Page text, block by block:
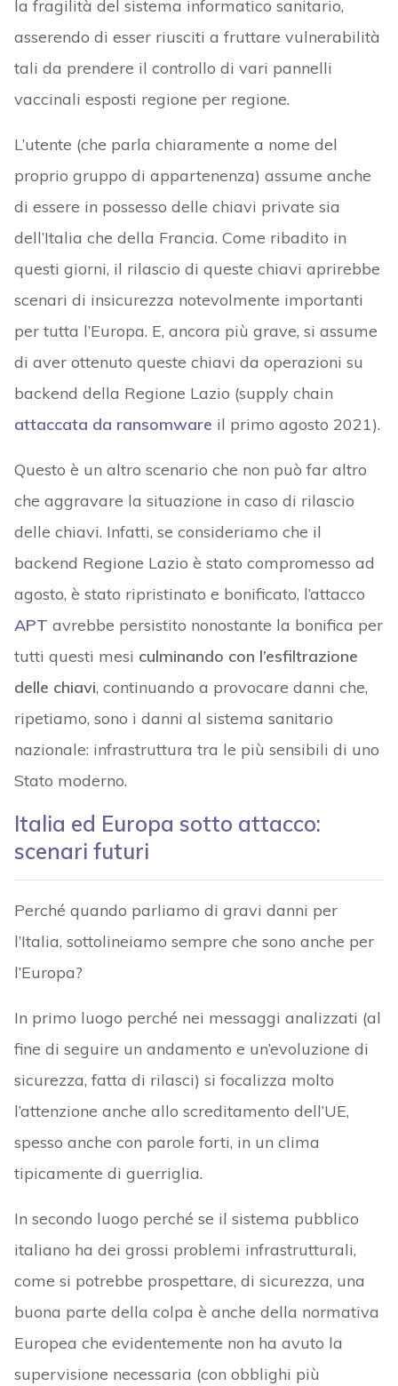
la fragilità del sistema informatico sanitario,
asserendo di esser riusciti a fruttare vulnerabilità
tali da prendere il controllo di vari pannelli
vaccinali esposti regione per regione.
L’utente (che parla chiaramente a nome del
proprio gruppo di appartenenza) assume anche
di essere in possesso delle chiavi private sia
dell’Italia che della Francia. Come ribadito in
questi giorni, il rilascio di queste chiavi aprirebbe
scenari di insicurezza notevolmente importanti
per tutta l’Europa. E, ancora più grave, si assume
di aver ottenuto queste chiavi da operazioni su
backend della Regione Lazio (supply chain
attaccata da ransomware il primo agosto 2021).
Questo è un altro scenario che non può far altro
che aggravare la situazione in caso di rilascio
delle chiavi. Infatti, se consideriamo che il
backend Regione Lazio è stato compromesso ad
agosto, è stato ripristinato e bonificato, l’attacco
APT avrebbe persistito nonostante la bonifica per
tutti questi mesi culminando con l’esfiltrazione
delle chiavi, continuando a provocare danni che,
ripetiamo, sono i danni al sistema sanitario
nazionale: infrastruttura tra le più sensibili di uno
Stato moderno.
Italia ed Europa sotto attacco:
scenari futuri
Perché quando parliamo di gravi danni per
l’Italia, sottolineiamo sempre che sono anche per
l’Europa?
In primo luogo perché nei messaggi analizzati (al
fine di seguire un andamento e un’evoluzione di
sicurezza, fatta di rilasci) si focalizza molto
l’attenzione anche allo screditamento dell’UE,
spesso anche con parole forti, in un clima
tipicamente di guerriglia.
In secondo luogo perché se il sistema pubblico
italiano ha dei grossi problemi infrastrutturali,
come si potrebbe prospettare, di sicurezza, una
buona parte della colpa è anche della normativa
Europea che evidentemente non ha avuto la
supervisione necessaria (con obblighi più